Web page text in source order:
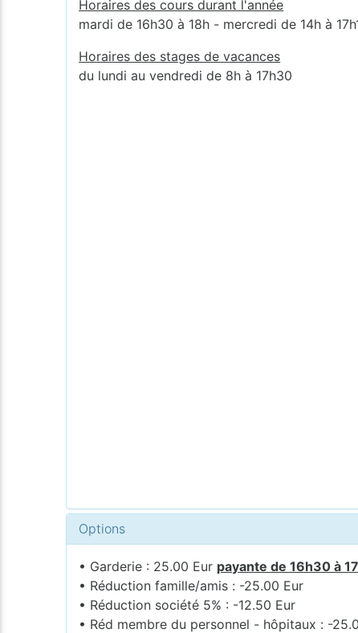
Horaires des cours durant l'année
mardi de 16h30 à 18h - mercredi de 14h à
Horaires des stages de vacances
du lundi au vendredi de 8h à 17h30
Options
• Garderie : 25.00 Eur payante de 16h30 à
• Réduction famille/amis : -25.00 Eur
• Réduction société 5% : -12.50 Eur
• Réd membre du personnel - hôpitaux : -